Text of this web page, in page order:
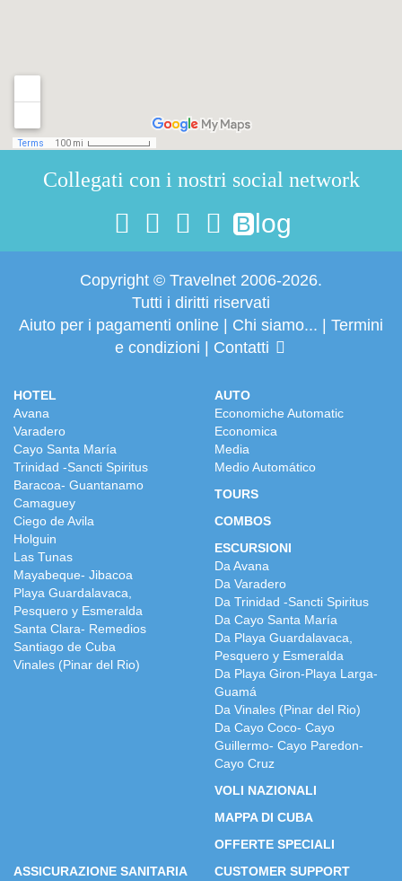
Collegati con i nostri social network
B log
Copyright © Travelnet 2006-2026.
Tutti i diritti riservati
Aiuto per i pagamenti online
Chi siamo...
Termini
e condizioni
Contatti
HOTEL
Avana
Varadero
Cayo Santa María
Trinidad -Sancti Spiritus
Baracoa- Guantanamo
Camaguey
Ciego de Avila
Holguin
Las Tunas
Mayabeque- Jibacoa
Playa Guardalavaca,
Pesquero y Esmeralda
Santa Clara- Remedios
Santiago de Cuba
Vinales (Pinar del Rio)
AUTO
Economiche Automatic
Economica
Media
Medio Automático
TOURS
COMBOS
ESCURSIONI
Da Avana
Da Varadero
Da Trinidad -Sancti Spiritus
Da Cayo Santa María
Da Playa Guardalavaca,
Pesquero y Esmeralda
Da Playa Giron-Playa Larga-
Guamá
Da Vinales (Pinar del Rio)
Da Cayo Coco- Cayo
Guillermo- Cayo Paredon-
Cayo Cruz
VOLI NAZIONALI
MAPPA DI CUBA
OFFERTE SPECIALI
ASSICURAZIONE SANITARIA
CUSTOMER SUPPORT